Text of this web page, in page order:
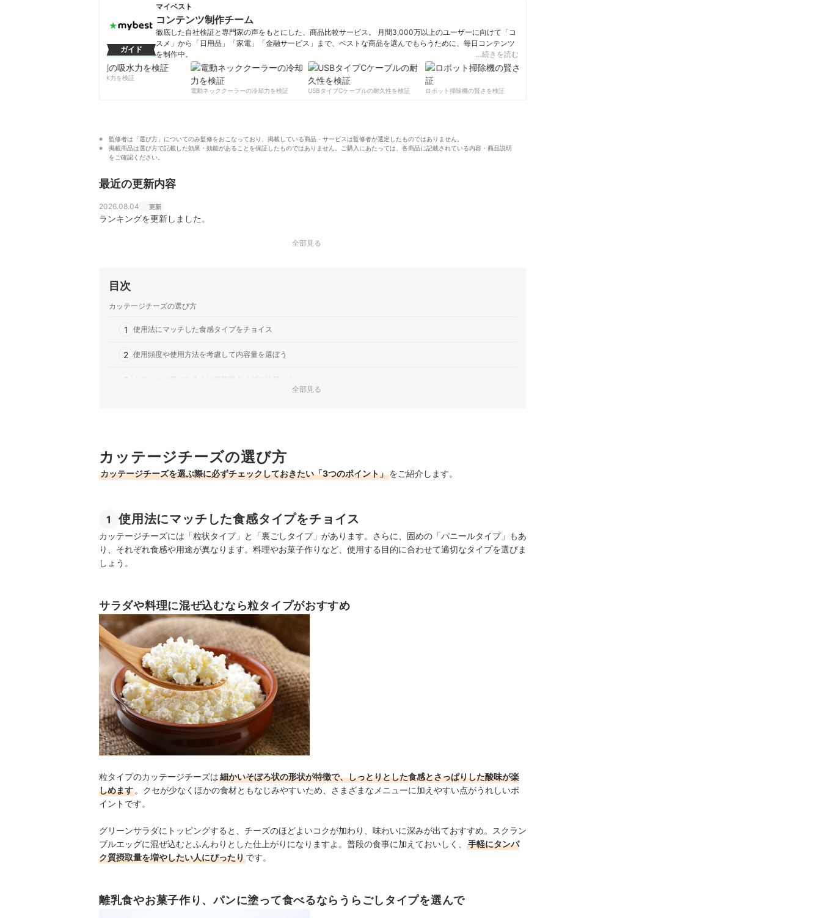
数々の食の専門資格を取得。「体の中からキレイ」とともに、病に負けない体づくりを目指すベジフルライフ
を老若男女に提案する、料理教室、セミナー、講座をはじめ、企業タイアップ企画、レシピ開発、メディア出
演等で活動中。FM自身の番組でラジオパーソナリティとして、「食」にまつわる様々な情報も発信中。講義
DVDに『フルーツカット 基礎編』。
井上宣子のプロフィール
ガイド
マイベスト
コンテンツ制作チーム
徹底した自社検証と専門家の声をもとにした、商品比較サービス。 月間3,000万以上のユーザーに向けて「コ
スメ」から「日用品」「家電」「金融サービス」まで、ベストな商品を選んでもらうために、毎日コンテンツ
を制作中。
コンテンツ制作チームのプロフィール
…続きを読む
柔軟剤の吸水力を検証
電動ネッククーラーの冷却力を検証
USBタイプCケーブルの耐久性を検証 ロボット掃除機の賢さを検証
監修者は「選び方」についてのみ監修をおこなっており、掲載している商品・サービスは監修者が選定したものではありません。
掲載商品は選び方で記載した効果・効能があることを保証したものではありません。ご購入にあたっては、各商品に記載されている内容・商品説明
をご確認ください。
最近の更新内容
2026.08.04 更新
ランキングを更新しました。
全部見る
目次
カッテージチーズの選び方
1 使用法にマッチした食感タイプをチョイス
2 使用頻度や使用方法を考慮して内容量を選ぼう
3 カロリーが気になる人は低脂肪タイプに注目しよう
カッテージチーズの売れ筋ランキングもチェック！
全部見る
カッテージチーズの選び方
カッテージチーズを選ぶ際に必ずチェックしておきたい「3つのポイント」をご紹介します。
1 使用法にマッチした食感タイプをチョイス
カッテージチーズには「粒状タイプ」と「裏ごしタイプ」があります。さらに、固めの「パニールタイプ」もあ
り、それぞれ食感や用途が異なります。料理やお菓子作りなど、使用する目的に合わせて適切なタイプを選びま
しょう。
サラダや料理に混ぜ込むなら粒タイプがおすすめ
粒タイプのカッテージチーズは細かいそぼろ状の形状が特徴で、しっとりとした食感とさっぱりした酸味が楽
しめます 。クセが少なくほかの食材ともなじみやすいため、さまざまなメニューに加えやすい点がうれしいポ
イントです。
グリーンサラダにトッピングすると、チーズのほどよいコクが加わり、味わいに深みが出ておすすめ。スクラン
ブルエッグに混ぜ込むとふんわりとした仕上がりになりますよ。普段の食事に加えておいしく、
手軽にタンパ
ク質摂取量を増やしたい人にぴったりです。
離乳食やお菓子作り、パンに塗って食べるならうらごしタイプを選んで